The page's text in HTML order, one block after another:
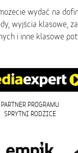
wydać na
wyjścia klasowe,
i inne klasowe
PARTNER PROGRAMU
SPRYTNI RODZICE